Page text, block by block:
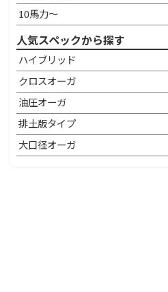
10馬力〜
人気スペックから探す
ハイブリッド
クロスオーガ
油圧オーガ
排土版タイプ
大口径オーガ